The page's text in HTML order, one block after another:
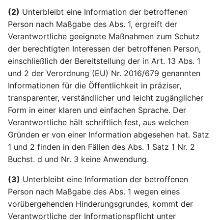
Automatisierte
Entscheidungen im
Einzelfall einschließlich
Profiling
Artikel 23 DSGVO
Beschränkungen
Schutzes
personenbezogener
betroffenen Person
Artikel 35 DSGVO
Datenschutz-
Folgenabschätzung
Artikel 36 DSGVO
Vorherige Konsultation
Artikel 37 DSGVO
Benennung eines
Artikel 38 DSGVO
des
Artikel 75 DSGVO
Sekretariat
Artikel 76 DSGVO
Vertraulichkeit
Profilerstellung und
Identifizierung*
§21
§22
§23
(2) Unterbleibt eine Information der betroffenen
Person nach Maßgabe des Abs. 1, ergreift der
Verantwortliche geeignete Maßnahmen zum Schutz
der berechtigten Interessen der betroffenen Person,
einschließlich der Bereitstellung der in Art. 13 Abs. 1
und 2 der Verordnung (EU) Nr. 2016/679 genannten
Informationen für die Öffentlichkeit in präziser,
transparenter, verständlicher und leicht zugänglicher
Form in einer klaren und einfachen Sprache. Der
Verantwortliche hält schriftlich fest, aus welchen
Gründen er von einer Information abgesehen hat. Satz
1 und 2 finden in den Fällen des Abs. 1 Satz 1 Nr. 2
Buchst. d und Nr. 3 keine Anwendung.
(3) Unterbleibt eine Information der betroffenen
Person nach Maßgabe des Abs. 1 wegen eines
vorübergehenden Hinderungsgrundes, kommt der
Verantwortliche der Informationspflicht unter